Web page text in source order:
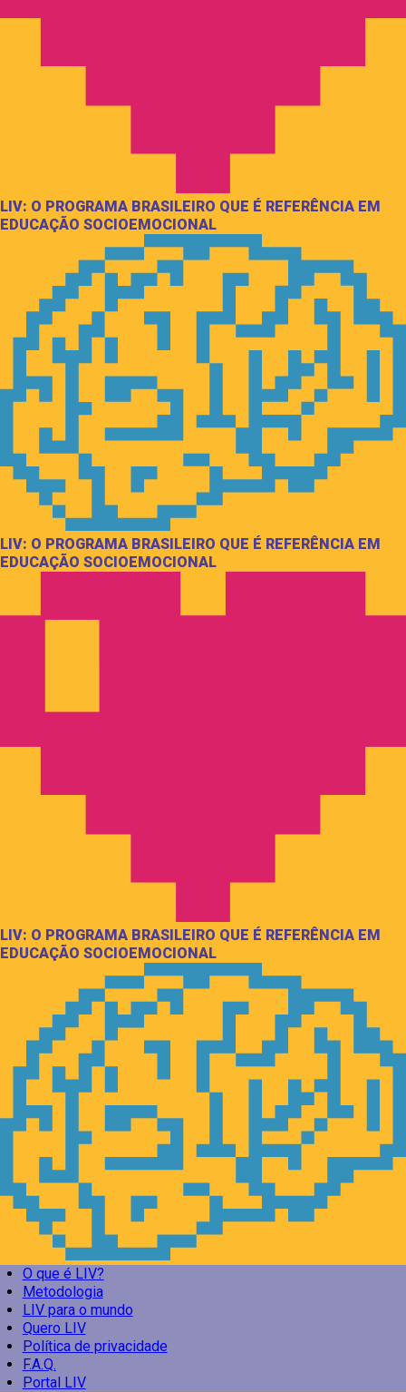
LIV: O PROGRAMA BRASILEIRO QUE É REFERÊNCIA EM
EDUCAÇÃO SOCIOEMOCIONAL
LIV: O PROGRAMA BRASILEIRO QUE É REFERÊNCIA EM
EDUCAÇÃO SOCIOEMOCIONAL
LIV: O PROGRAMA BRASILEIRO QUE É REFERÊNCIA EM
EDUCAÇÃO SOCIOEMOCIONAL
O que é LIV?
Metodologia
LIV para o mundo
Quero LIV
Política de privacidade
F.A.Q.
Portal LIV